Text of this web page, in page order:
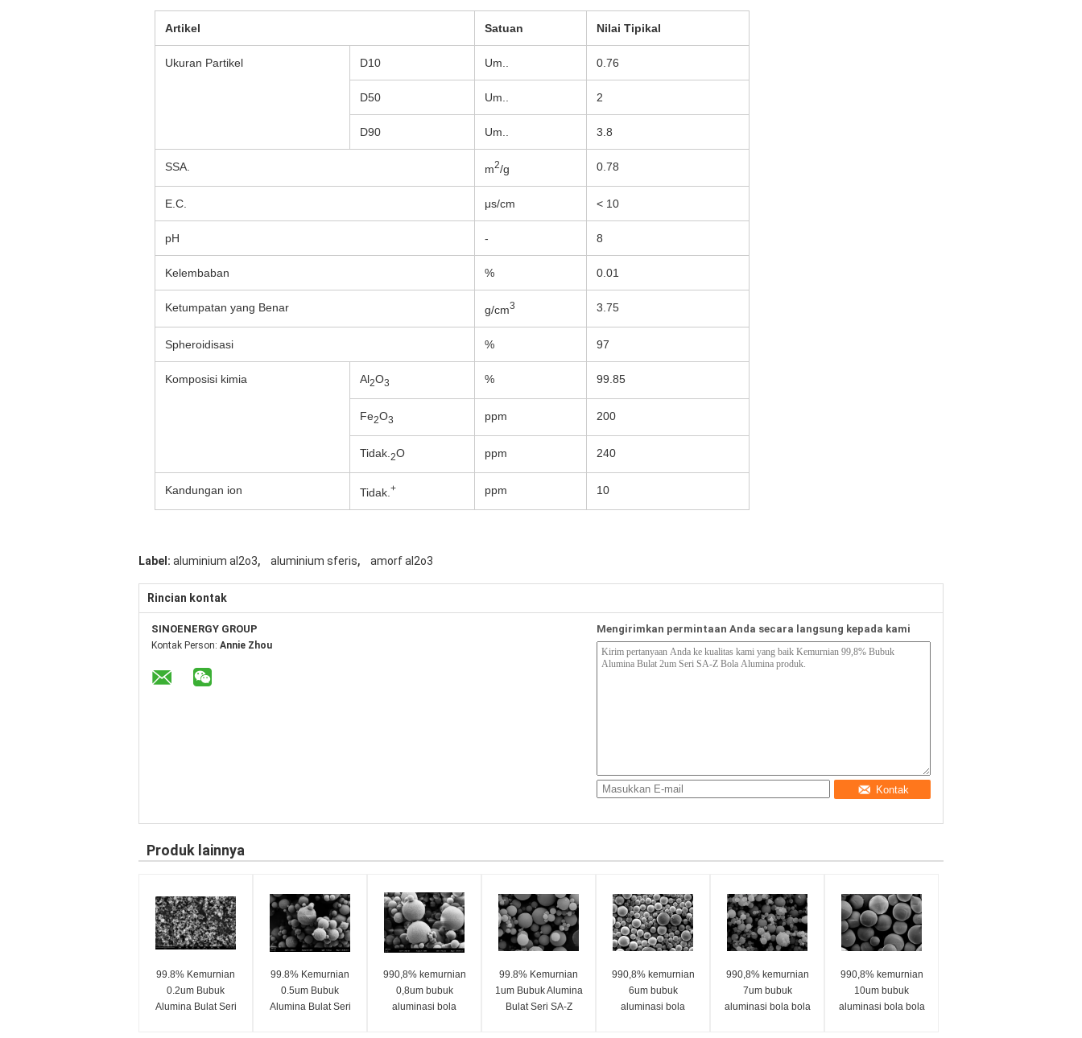
Artikel Satuan Nilai Tipikal
Ukuran Partikel D10 Um.. 0.76
D50 Um.. 2
D90 Um.. 3.8
SSA. m2/g 0.78
E.C. μs/cm < 10
pH - 8
Kelembaban % 0.01
Ketumpatan yang Benar g/cm3 3.75
Spheroidisasi % 97
Komposisi kimia Al2O3 % 99.85
Fe2O3 ppm 200
Tidak. 2O ppm 240
Kandungan ion Tidak. + ppm 10
Label: aluminium al2o3, aluminium sferis, amorf al2o3
Rincian kontak
SINOENERGY GROUP
Kontak Person: Annie Zhou
Mengirimkan permintaan Anda secara langsung kepada kami
Kontak
Produk lainnya
99.8% Kemurnian
0.2um Bubuk
Alumina Bulat Seri
99.8% Kemurnian
0.5um Bubuk
Alumina Bulat Seri
990,8% kemurnian
0,8um bubuk
aluminasi bola
99.8% Kemurnian
1um Bubuk Alumina
Bulat Seri SA-Z
990,8% kemurnian
6um bubuk
aluminasi bola
990,8% kemurnian
7um bubuk
aluminasi bola bola
990,8% kemurnian
10um bubuk
aluminasi bola bola